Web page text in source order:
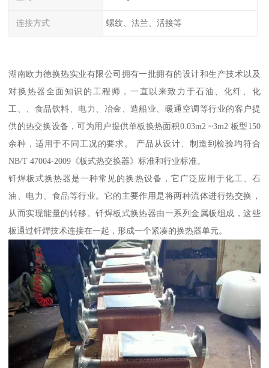
连接方式 螺纹、法兰、活接等
湖南欧力德换热实业有限公司拥有一批拥有的设计和生产技术以及
对换热器全面知识的工程师，一直以来致力于石油、化纤、化
工、、食品饮料、电力、冶金、造船业、暖通空调等行业的客户提
供的热交换设备，可为用户提供单板换热面积0.03m2 ~3m2 板型150
余种，适用于不同工况的要求。 产品从设计、制造到检验均符合
NB/T 47004-2009《板式热交换器》标准和行业标准。
钎焊板式换热器是一种常见的换热设备，它广泛应用于化工、石
油、电力、食品等行业。它的主要作用是将两种流体进行热交换，
从而实现能量的转移。钎焊板式换热器由一系列金属板组成，这些
板通过钎焊技术连接在一起，形成一个紧凑的换热器单元。